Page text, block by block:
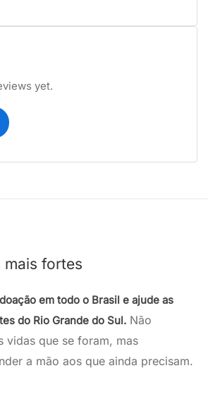
yet.
mais fortes
em todo o Brasil e ajude as
do Rio Grande do Sul. Não
vidas que se foram, mas
a mão aos que ainda precisam.